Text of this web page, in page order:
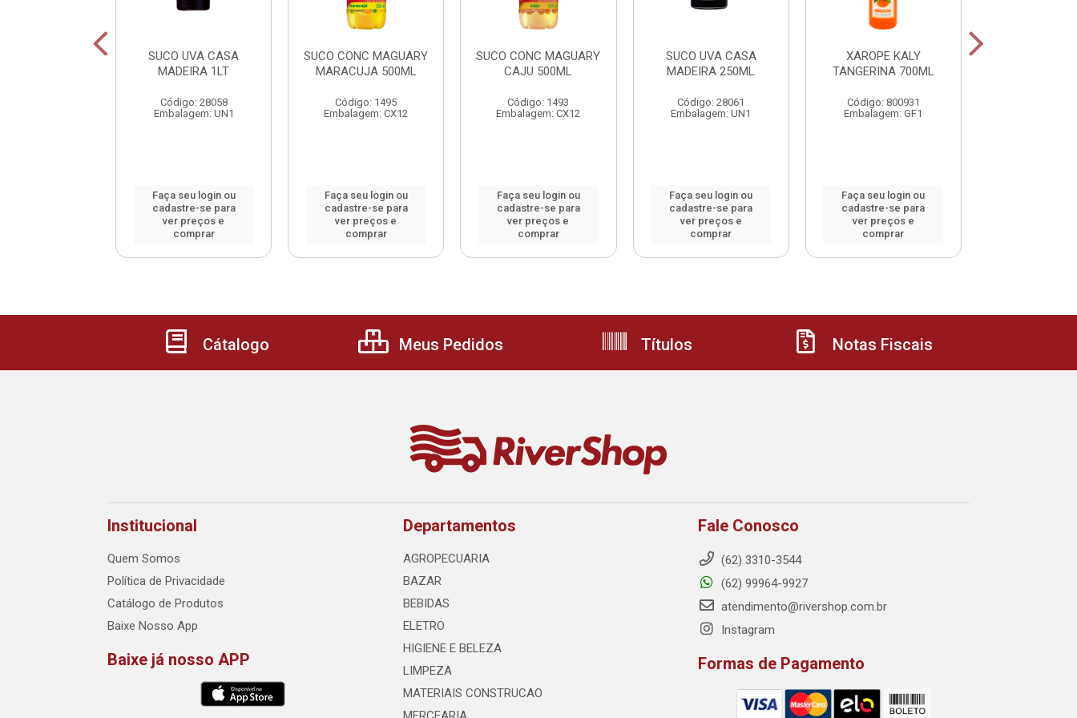
SUCO UVA CASA
MADEIRA 1LT
Código: 28058
Embalagem: UN1
Faça seu login ou
cadastre-se para
ver preços e
comprar
SUCO CONC MAGUARY
MARACUJA 500ML
Código: 1495
Embalagem: CX12
Faça seu login ou
cadastre-se para
ver preços e
comprar
SUCO CONC MAGUARY
CAJU 500ML
Código: 1493
Embalagem: CX12
Faça seu login ou
cadastre-se para
ver preços e
comprar
SUCO UVA CASA
MADEIRA 250ML
Código: 28061
Embalagem: UN1
Faça seu login ou
cadastre-se para
ver preços e
comprar
XAROPE KALY
TANGERINA 700ML
Código: 800931
Embalagem: GF1
Faça seu login ou
cadastre-se para
ver preços e
comprar
Cátalogo Meus Pedidos Títulos Notas Fiscais
Institucional
Quem Somos
Política de Privacidade
Catálogo de Produtos
Baixe Nosso App
Baixe já nosso APP
Departamentos
AGROPECUARIA
BAZAR
BEBIDAS
ELETRO
HIGIENE E BELEZA
LIMPEZA
MATERIAIS CONSTRUCAO
Fale Conosco
(62) 3310-3544
(62) 99964-9927
atendimento@rivershop.com.br
Instagram
Formas de Pagamento